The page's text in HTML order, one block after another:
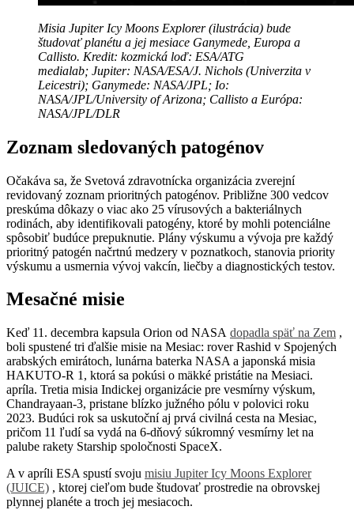
Misia Jupiter Icy Moons Explorer (ilustrácia) bude
študovať planétu a jej mesiace Ganymede, Europa a
Callisto. Kredit: kozmická loď: ESA/ATG
medialab; Jupiter: NASA/ESA/J. Nichols (Univerzita v
Leicestri); Ganymede: NASA/JPL; Io:
NASA/JPL/University of Arizona; Callisto a Európa:
NASA/JPL/DLR
Zoznam sledovaných patogénov
Očakáva sa, že Svetová zdravotnícka organizácia zverejní
revidovaný zoznam prioritných patogénov. Približne 300 vedcov
preskúma dôkazy o viac ako 25 vírusových a bakteriálnych
rodinách, aby identifikovali patogény, ktoré by mohli potenciálne
spôsobiť budúce prepuknutie. Plány výskumu a vývoja pre každý
prioritný patogén načrtnú medzery v poznatkoch, stanovia priority
výskumu a usmernia vývoj vakcín, liečby a diagnostických testov.
Mesačné misie
Keď 11. decembra kapsula Orion od NASA dopadla späť na Zem ,
boli spustené tri ďalšie misie na Mesiac: rover Rashid v Spojených
arabských emirátoch, lunárna baterka NASA a japonská misia
HAKUTO-R 1, ktorá sa pokúsi o mäkké pristátie na Mesiaci.
apríla. Tretia misia Indickej organizácie pre vesmírny výskum,
Chandrayaan-3, pristane blízko južného pólu v polovici roku
2023. Budúci rok sa uskutoční aj prvá civilná cesta na Mesiac,
pričom 11 ľudí sa vydá na 6-dňový súkromný vesmírny let na
palube rakety Starship spoločnosti SpaceX.
A v apríli ESA spustí svoju misiu Jupiter Icy Moons Explorer
(JUICE) , ktorej cieľom bude študovať prostredie na obrovskej
plynnej planéte a troch jej mesiacoch.